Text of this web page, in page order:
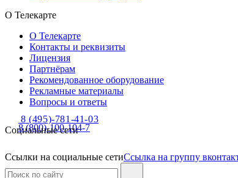
О Телекарте
О Телекарте
Контакты и реквизиты
Лицензия
Партнёрам
Рекомендованное оборудование
Рекламные материалы
Вопросы и ответы
8 (800)-100-104-7
8 (495)-781-41-03
Социальные сети
Ссылки на социальные сетиСсылка на группу